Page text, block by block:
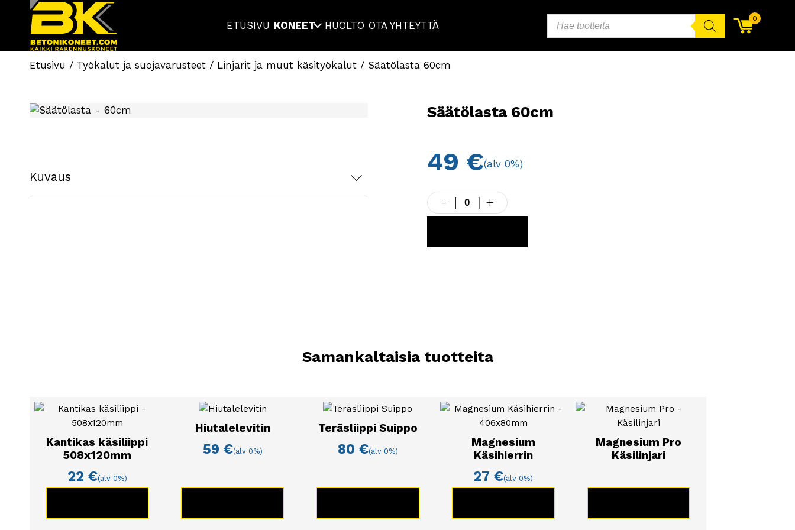
ETUSIVU KONEET HUOLTO OTA YHTEYTTÄ
PRODUCTS
SEARCH
0
Etusivu / Työkalut ja suojavarusteet / Linjarit ja muut käsityökalut / Säätölasta 60cm
Säätölasta 60cm
49 €(alv 0%)
-
Säätölasta
60cm
+
Kuvaus
Samankaltaisia tuotteita
Kantikas käsiliippi
508x120mm
22 €(alv 0%)
Hiutalelevitin
59 €(alv 0%)
Teräsliippi Suippo
80 €(alv 0%)
Magnesium
Käsihierrin
27€(alv 0%)
Magnesium Pro
Käsilinjari